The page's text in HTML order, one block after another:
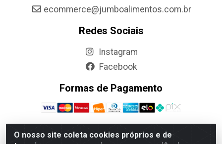
O nosso site coleta cookies próprios e de
ecommerce@jumboalimentos.com.br
Redes Sociais
Instagram
Facebook
Formas de Pagamento